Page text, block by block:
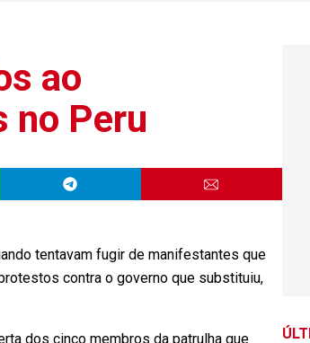
ao
no Peru
tentavam fugir de manifestantes que
contra o governo que substituiu,
dos cinco membros da patrulha que